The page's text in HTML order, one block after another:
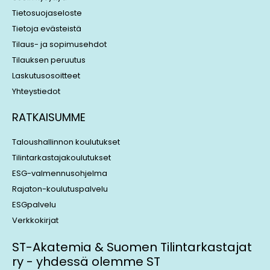
n
Tietosuojaseloste
Tietoja evästeistä
Tilaus- ja sopimusehdot
Tilauksen peruutus
Laskutusosoitteet
Yhteystiedot
RATKAISUMME
Taloushallinnon koulutukset
Tilintarkastajakoulutukset
ESG-valmennusohjelma
Rajaton-koulutuspalvelu
ESGpalvelu
Verkkokirjat
ST-Akatemia & Suomen Tilintarkastajat
ry - yhdessä olemme ST